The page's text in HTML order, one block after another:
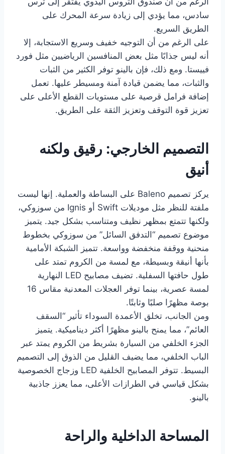
سادس، مما يؤدي إلى زيادة سرعة المحرك على
الطريق السريع.
على الرغم من أن التوجيه خفيف وسريع الاستجابة، إلا
أنه ليس جذابًا مثل بعض المنافسين الرياضيين مثل فورد
فييستا. ومع ذلك، فإن بالينو توفر الكثير من الثبات
والثبات، مما يضمن قيادة آمنة ومسيطر عليها. تعمل
إضافة فرامل قرصية على مستويات القطع الأعلى على
تعزيز قوة التوقف وتعزيز الثقة على الطريق.
التصميم الخارجي: رقيق ولكنه
أنيق
يركز تصميم Baleno على البساطة والعملية. إنها ليست
ملفتة للنظر مثل موديلات Swift أو Ignis من سوزوكي،
ولكنها تتمتع بمظهر نظيف ومتناسب بشكل جيد. يتميز
موضوع تصميم “التدفق السائل” من سوزوكي بخطوط
منحنية ووقفة منخفضة وواسعة. تتميز الشبكة الأمامية
بأنها أنيقة وبسيطة، مع لمسة من الكروم تمتد على
طول حافتها السفلية. تضيف مصابيح LED النهارية
لمسة عصرية، بينما توفر العجلات المعدنية مقاس 16
بوصة مظهرًا صلبًا وثابتًا.
ومن الجانب، تخلق الأعمدة السوداء تأثير “السقف
العائم”، مما يمنح بالينو مظهرًا أكثر ديناميكية. يتميز
الجزء الخلفي من السيارة بشريط من الكروم يمتد عبر
الباب الخلفي، مما يضيف القليل من الذوق إلى التصميم
البسيط. تتوفر المصابيح الخلفية LED وزجاج الخصوصية
بشكل قياسي في الطرازات الأعلى، مما يعزز جاذبية
بالينو.
المساحة الداخلية والراحة